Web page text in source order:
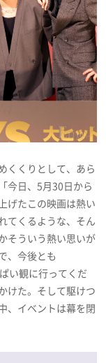
くくりとして、あら
今日、5月30日から
げたこの映画は熱い
てくるような、そん
そういう熱い思いが
、今後とも
い観に行ってくだ
けた。そして駆けつ
、イベントは幕を閉